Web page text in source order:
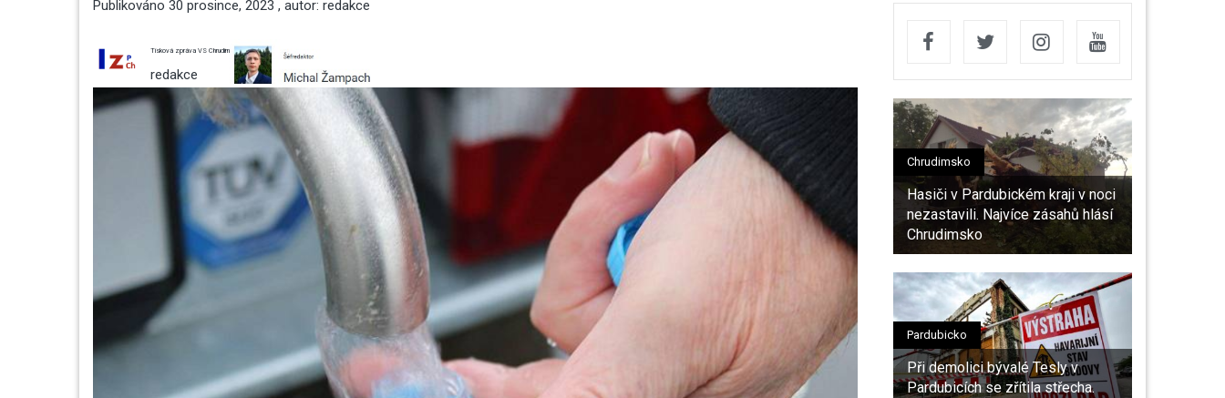
Publikováno 30 prosince, 2023 , autor: redakce
Tisková zpráva VS Chrudim
redakce
Chrudimsko
Hasiči v Pardubickém kraji v noci
nezastavili. Najvíce zásahů hlásí
Chrudimsko
Pardubicko
Při demolici bývalé Tesly v
Pardubicích se zřítila střecha.